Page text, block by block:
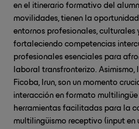
en el itinerario formativo del
movilidades, tienen la
entornos profesionales,
fortaleciendo competencias
profesionales esenciales para
laboral transfronterizo. Asimismo,
Ficoba, Irun, son un momento
interacción en formato
herramientas facilitadas para la
multilingüismo receptivo (input en